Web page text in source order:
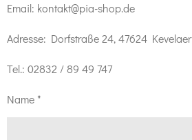
Email: kontakt@pia-shop.de
Adresse: Dorfstraße 24, 47624 Kevelaer
Tel.: 02832 / 89 49 747
Name *